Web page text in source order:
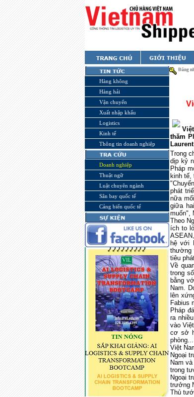
Hàng không
Hàng hải
Vận chuyển
Xuất nhập khẩu
Logistics
Kinh tế
Thông tin doanh nghiệp
Doanh nghiệp
Thuật ngữ
Luật chuyên ngành
Sân bay quốc tế
Cảng biển quốc tế
Đăng
thăm
Trong
dịp kỷ
Pháp
kinh
phát
nữa
giữa
muốn",
Theo
ích to
hệ với
thường
tiêu
Về
trong
bằng
Nam.
lên
Fabius
Pháp
ra
vào Việt
cơ sở
Việt
Ngoại
Nam và
trong
Ngoại
trưởng
Thủ